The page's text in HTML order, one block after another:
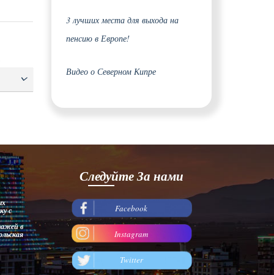
3 лучших места для выхода на
пенсию в Европе!
Видео о Северном Кипре
с
в
Следуйте За нами
Facebook
Instagram
Twitter